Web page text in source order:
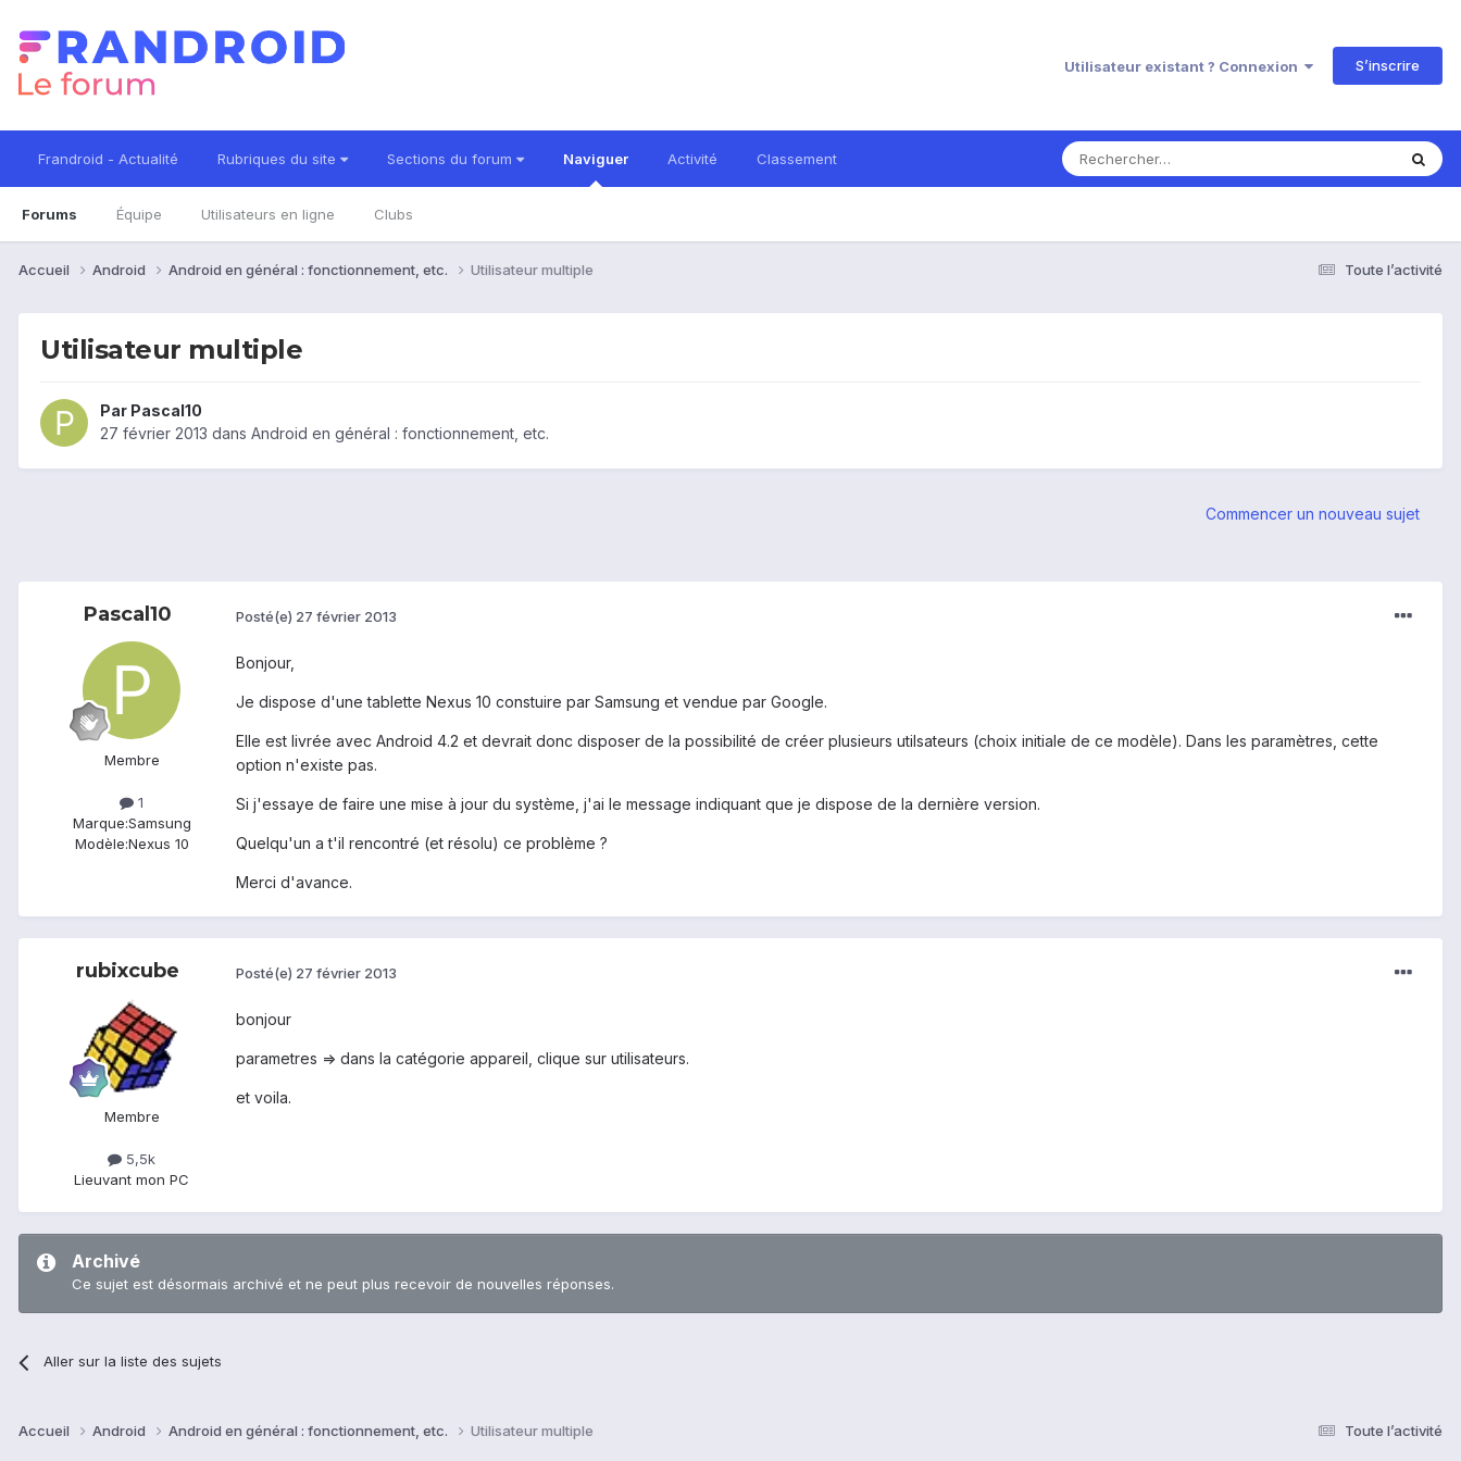
Utilisateur existant ? Connexion S’inscrire
Frandroid - Actualité Rubriques du site Sections du forum Naviguer
Forums Équipe Utilisateurs en ligne Clubs
Activité Classement
Toute l’activité
Accueil Android Android en général : fonctionnement, etc. Utilisateur multiple
Utilisateur multiple
Par Pascal10
27 février 2013 dans Android en général : fonctionnement, etc.
Commencer un nouveau sujet
Pascal10
Membre
1
Marque:Samsung
Modèle:Nexus 10
Posté(e) 27 février 2013
Bonjour,
Je dispose d'une tablette Nexus 10 constuire par Samsung et vendue par Google.
Elle est livrée avec Android 4.2 et devrait donc disposer de la possibilité de créer plusieurs utilsateurs (choix initiale de ce modèle). Dans les paramètres, cette
option n'existe pas.
Si j'essaye de faire une mise à jour du système, j'ai le message indiquant que je dispose de la dernière version.
Quelqu'un a t'il rencontré (et résolu) ce problème ?
Merci d'avance.
rubixcube
Membre
5,5k
Lieuvant mon PC
Posté(e) 27 février 2013
bonjour
parametres => dans la catégorie appareil, clique sur utilisateurs.
et voila.
Archivé
Ce sujet est désormais archivé et ne peut plus recevoir de nouvelles réponses.
Aller sur la liste des sujets
Toute l’activité
Accueil Android Android en général : fonctionnement, etc. Utilisateur multiple